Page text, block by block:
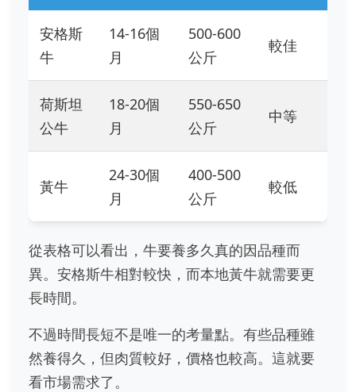
安格斯
牛
14-16個
月
500-600
公斤
較佳
荷斯坦
公牛
18-20個
月
550-650
公斤
中等
黃牛
24-30個
月
400-500
公斤
較低
從表格可以看出，牛要養多久真的因品種而
異。安格斯牛相對較快，而本地黃牛就需要更
長時間。
不過時間長短不是唯一的考量點。有些品種雖
然養得久，但肉質較好，價格也較高。這就要
看市場需求了。